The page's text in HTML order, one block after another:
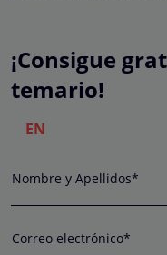
¡Consigue
temario!
EN
Nombre y Apellidos*
Correo electrónico*